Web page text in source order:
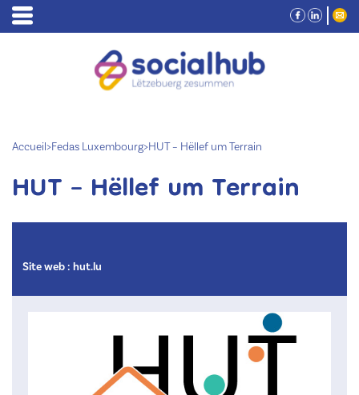
Accueil>Fedas Luxembourg>HUT – Hëllef um Terrain
HUT – Hëllef um Terrain
Site web : hut.lu